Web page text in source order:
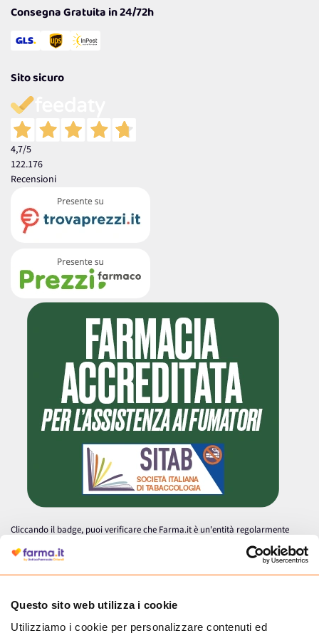
Questo sito web utilizza i cookie
Utilizziamo i cookie per personalizzare contenuti ed
Consegna Gratuita in 24/72h
Sito sicuro
4,7/5
122.176
Recensioni
Cliccando il badge, puoi verificare che Farma.it è un'entità regolarmente
autorizzata dal Ministero della Salute a effettuare la vendita online di
medicinali.